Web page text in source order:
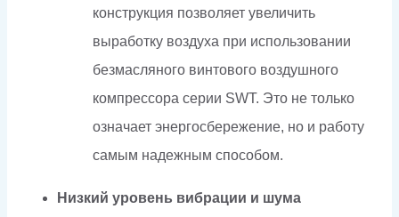
конструкция позволяет увеличить
выработку воздуха при использовании
безмасляного винтового воздушного
компрессора серии SWT. Это не только
означает энергосбережение, но и работу
самым надежным способом.
Низкий уровень вибрации и шума